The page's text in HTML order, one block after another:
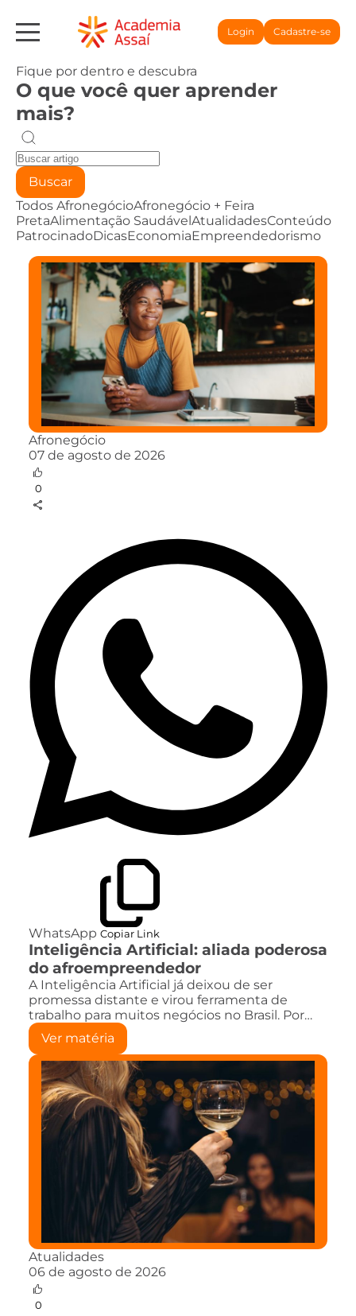
Login Cadastre-se
Fique por dentro e descubra
O que você quer aprender
mais?
Buscar
Todos AfronegócioAfronegócio + Feira
PretaAlimentação SaudávelAtualidadesConteúdo
PatrocinadoDicasEconomiaEmpreendedorismo
Afronegócio
07 de agosto de 2026
0
WhatsApp Copiar Link
Inteligência Artificial: aliada poderosa
do afroempreendedor
A Inteligência Artificial já deixou de ser
promessa distante e virou ferramenta de
trabalho para muitos negócios no Brasil. Por…
Ver matéria
Atualidades
06 de agosto de 2026
0